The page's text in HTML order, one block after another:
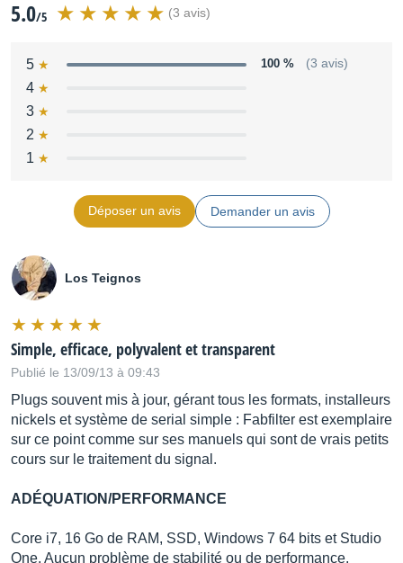
5.0/5 (3 avis)
5 100 % (3 avis)
4
3
2
1
Déposer un avis Demander un avis
Los Teignos
Simple, efficace, polyvalent et transparent
Publié le 13/09/13 à 09:43
Plugs souvent mis à jour, gérant tous les formats, installeurs
nickels et système de serial simple : Fabfilter est exemplaire
sur ce point comme sur ses manuels qui sont de vrais petits
cours sur le traitement du signal.
ADÉQUATION/PERFORMANCE
Core i7, 16 Go de RAM, SSD, Windows 7 64 bits et Studio
One. Aucun problème de stabilité ou de performance.